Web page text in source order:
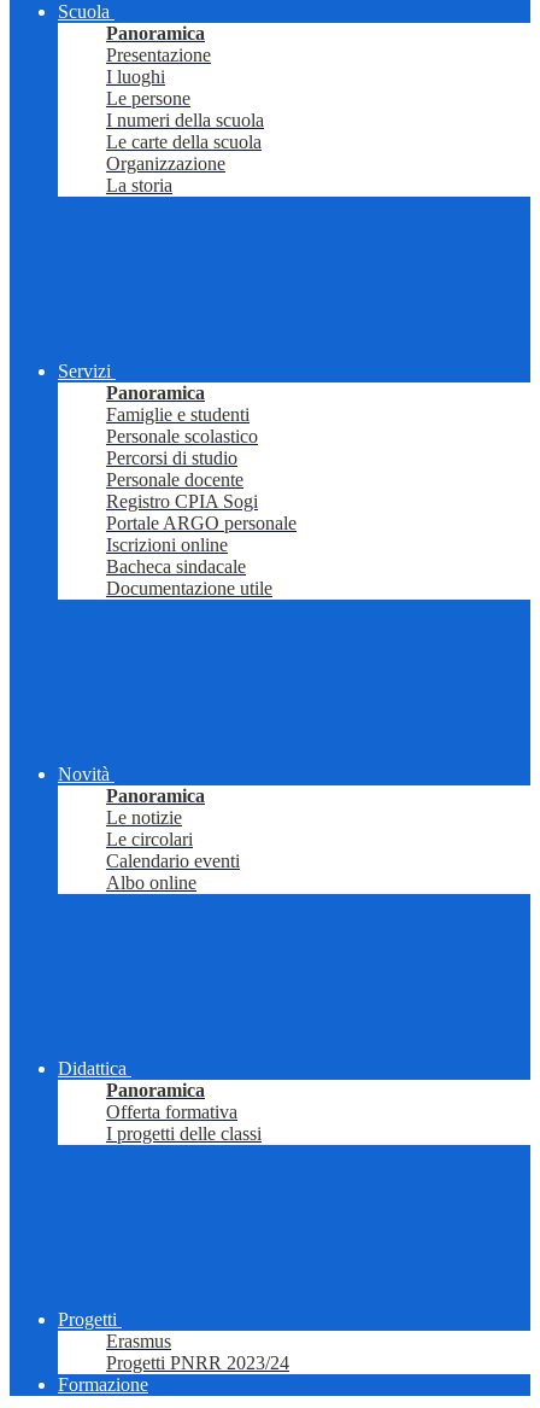
Scuola
Panoramica
Presentazione
I luoghi
Le persone
I numeri della scuola
Le carte della scuola
Organizzazione
La storia
Servizi
Panoramica
Famiglie e studenti
Personale scolastico
Percorsi di studio
Personale docente
Registro CPIA Sogi
Portale ARGO personale
Iscrizioni online
Bacheca sindacale
Documentazione utile
Novità
Panoramica
Le notizie
Le circolari
Calendario eventi
Albo online
Didattica
Panoramica
Offerta formativa
I progetti delle classi
Progetti
Erasmus
Progetti PNRR 2023/24
Formazione